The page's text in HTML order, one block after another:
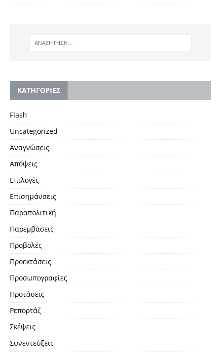
KΑΤΗΓΟΡΙΕΣ
Flash
Uncategorized
Αναγνώσεις
Απόψεις
Επιλογές
Επισημάνσεις
Παραπολιτική
Παρεμβάσεις
Προβολές
Προεκτάσεις
Προσωπογραφίες
Προτάσεις
Ρεπορτάζ
Σκέψεις
Συνεντεύξεις